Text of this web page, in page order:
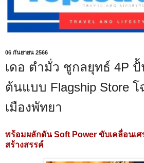
06 กันยายน 2566
เดอ ตำมั่ว ชูกลยุทธ์ 4P ปั้
ต้นแบบ Flagship Store
เมืองพัทยา
พร้อมผลักดัน Soft Power ขับเคลื่อนเ
สร้างสรรค์